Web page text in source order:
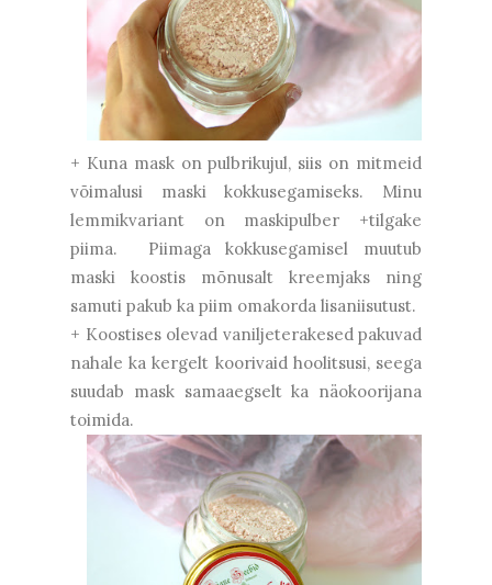
+ Kuna mask on pulbrikujul, siis on mitmeid
võimalusi maski kokkusegamiseks. Minu
lemmikvariant on maskipulber +tilgake
piima. Piimaga kokkusegamisel muutub
maski koostis mõnusalt kreemjaks ning
samuti pakub ka piim omakorda lisaniisutust.
+ Koostises olevad vaniljeterakesed pakuvad
nahale ka kergelt koorivaid hoolitsusi, seega
suudab mask samaaegselt ka näokoorijana
toimida.